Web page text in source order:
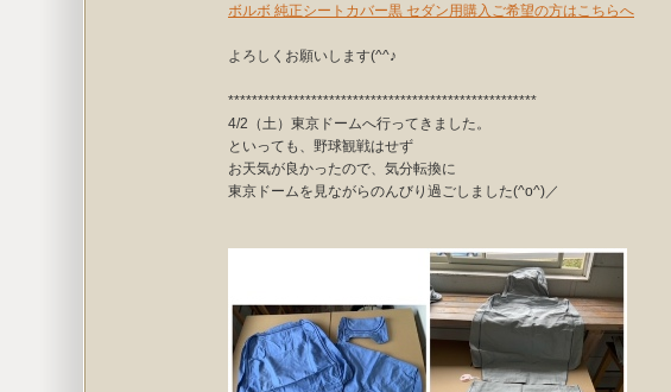
ボルボ 純正シートカバー黒 セダン用購入ご希望の方はこちらへ
よろしくお願いします(^^♪
****************************************************
4/2（土）東京ドームへ行ってきました。
といっても、野球観戦はせず
お天気が良かったので、気分転換に
東京ドームを見ながらのんびり過ごしました(^o^)／